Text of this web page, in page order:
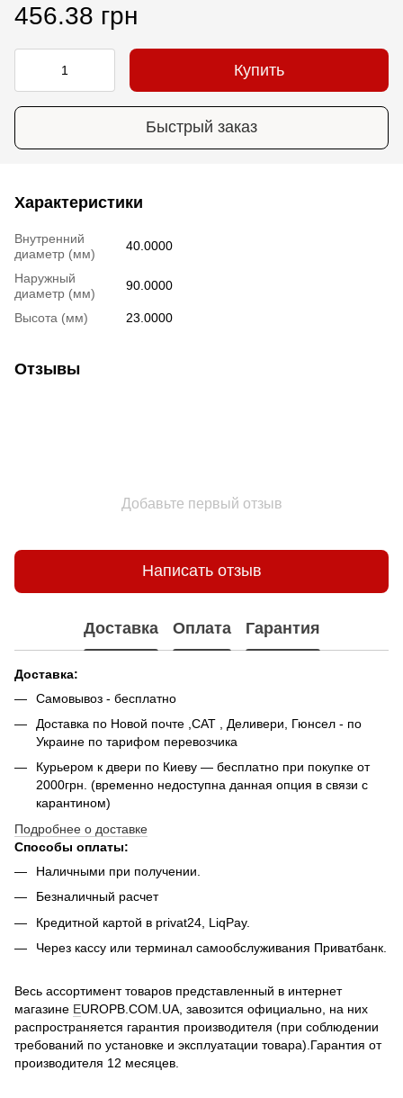
456.38 грн
Купить
Быстрый заказ
Характеристики
Внутренний
диаметр (мм)
40.0000
Наружный
диаметр (мм)
90.0000
Высота (мм) 23.0000
Отзывы
Добавьте первый отзыв
Написать отзыв
Доставка Оплата Гарантия
Доставка:
Самовывоз - беcплатно
Доставка по Новой почте ,САТ , Деливери, Гюнсел - по
Украине по тарифом перевозчика
Курьером к двери по Киеву — бесплатно при покупке от
2000грн. (временно недоступна данная опция в связи с
карантином)
Подробнее о доставке
Способы оплаты:
Наличными при получении.
Безналичный расчет
Кредитной картой в privat24, LiqPay.
Через кассу или терминал самообслуживания Приватбанк.
Весь ассортимент товаров представленный в интернет
магазине EUROPB.COM.UA, завозится официально, на них
распространяется гарантия производителя (при соблюдении
требований по установке и эксплуатации товара).Гарантия от
производителя 12 месяцев.